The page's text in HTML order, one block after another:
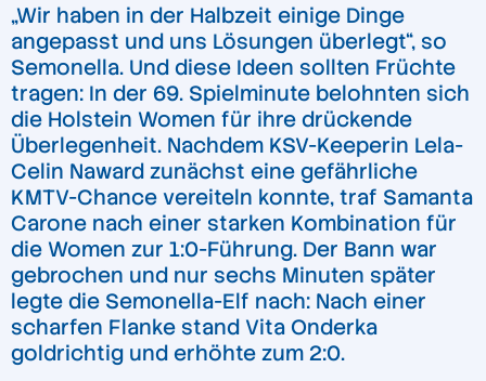
„Wir haben in der Halbzeit einige Dinge
angepasst und uns Lösungen überlegt“, so
Semonella. Und diese Ideen sollten Früchte
tragen: In der 69. Spielminute belohnten sich
die Holstein Women für ihre drückende
Überlegenheit. Nachdem KSV-Keeperin Lela-
Celin Naward zunächst eine gefährliche
KMTV-Chance vereiteln konnte, traf Samanta
Carone nach einer starken Kombination für
die Women zur 1:0-Führung. Der Bann war
gebrochen und nur sechs Minuten später
legte die Semonella-Elf nach: Nach einer
scharfen Flanke stand Vita Onderka
goldrichtig und erhöhte zum 2:0.